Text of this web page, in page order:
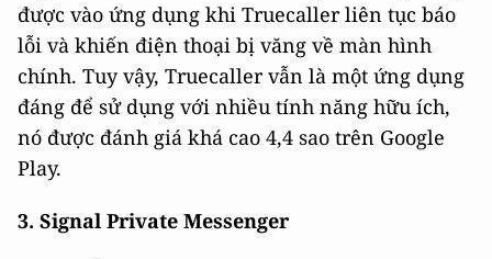
được vào ứng dụng khi Truecaller liên tục báo
lỗi và khiến điện thoại bị văng về màn hình
chính. Tuy vậy, Truecaller vẫn là một ứng dụng
đáng để sử dụng với nhiều tính năng hữu ích,
nó được đánh giá khá cao 4,4 sao trên Google
Play.
3. Signal Private Messenger